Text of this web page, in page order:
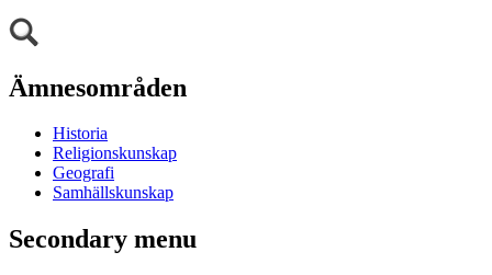
Ämnesområden
Historia
Religionskunskap
Geografi
Samhällskunskap
Secondary menu